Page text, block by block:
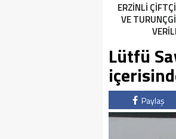
ERZİNLİ
VE
Lütfü
Paylaş